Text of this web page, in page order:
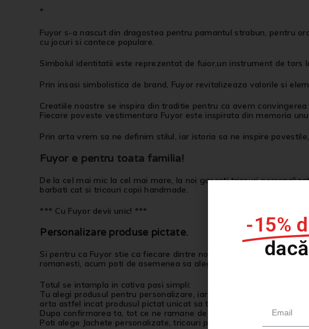
*
Fuyor s-a nascut din dragostea pentru pamantul strabun, pentru
cu jocuri si cantece populare.
Simbolul identitatii este reprezentat de fuior,un instrument de tors
Prin insasi simbolistica de brand, Fuyor revitalizeaza valorile si
Creatiile noastre se inspira din traditie pentru ca avem
Fiecare poveste vestimentara Fuyor este inspirata din memoria
Prin arta vrem sa ne definim stilul, iar istoria sa ne inspire
Fuyor e pentru toata familia!
De la cel mai mic la cel mai mare, la noi gasesti tricouri
barbati cat si tricouri copii handmade.
*** Cu Fuyor devii unic! ***
Personalizare produse pictate.
Si pentru ca Fuyor stie ca fiecare dintre noi este Unic si stilul
romanesti, acum poti de asemenea sa alegi produsul care te
Totul se intampla in cativa pasi simpli:
Tu alegi produsul pentru personalizare, iar noi il vom transforma
arta astfel incat produsul pictat unicat sa te reprezinte. In cel mai
Dupa confirmarea ta, tot ce ne ramane de facut e ca produsul
Poti alege Jachete personalizate, tricouri personalizate, sapca
-15%